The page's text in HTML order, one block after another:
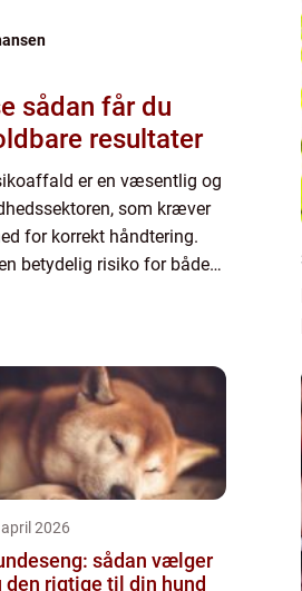
resultater
er en væsentlig og
som kræver
for korrekt håndtering.
betydelig risiko for både
2026
sådan vælger
den rigtige til din hund